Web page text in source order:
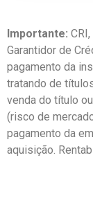
Importante:
Garantidor de
pagamento da
tratando de
venda do título
(risco de
pagamento da
aquisição.